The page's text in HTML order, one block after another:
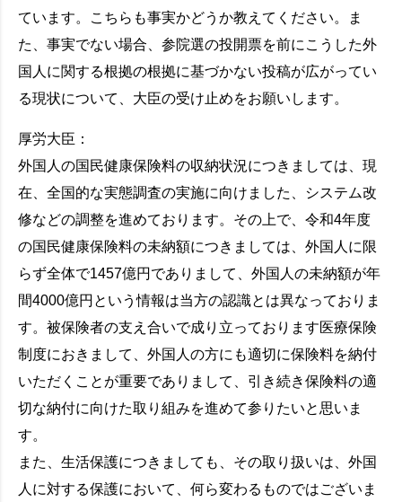
ています。こちらも事実かどうか教えてください。ま
た、事実でない場合、参院選の投開票を前にこうした外
国人に関する根拠の根拠に基づかない投稿が広がってい
る現状について、大臣の受け止めをお願いします。
厚労大臣：
外国人の国民健康保険料の収納状況につきましては、現
在、全国的な実態調査の実施に向けました、システム改
修などの調整を進めております。その上で、令和4年度
の国民健康保険料の未納額につきましては、外国人に限
らず全体で1457億円でありまして、外国人の未納額が年
間4000億円という情報は当方の認識とは異なっておりま
す。被保険者の支え合いで成り立っております医療保険
制度におきまして、外国人の方にも適切に保険料を納付
いただくことが重要でありまして、引き続き保険料の適
切な納付に向けた取り組みを進めて参りたいと思いま
す。
また、生活保護につきましても、その取り扱いは、外国
人に対する保護において、何ら変わるものではございま